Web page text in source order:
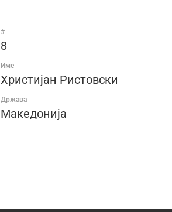
#
8
Име
Христијан Ристовски
Држава
Македонија